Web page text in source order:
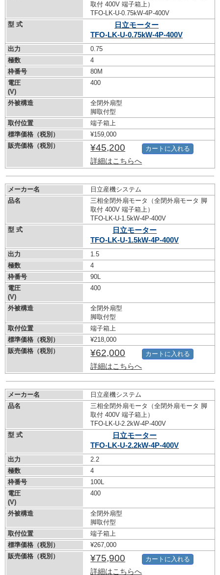
取付 400V 端子箱上）
TFO-LK-U-0.75kW-4P-400V
型 式
日立モーター
TFO-LK-U-0.75kW-4P-400V
出力
0.75
極数
4
枠番号
80M
電圧
(V)
400
外被構造
全閉外扇型
脚取付型
取付位置
端子箱上
標準価格（税別）
¥159,000
販売価格（税別）
¥45,200
詳細はこちらへ
カートに入れる
メーカー名
日立産機システム
品名
三相全閉外扇モータ（全閉外扇モータ 脚
取付 400V 端子箱上）
TFO-LK-U-1.5kW-4P-400V
型 式
日立モーター
TFO-LK-U-1.5kW-4P-400V
出力
1.5
極数
4
枠番号
90L
電圧
(V)
400
外被構造
全閉外扇型
脚取付型
取付位置
端子箱上
標準価格（税別）
¥218,000
販売価格（税別）
¥62,000
詳細はこちらへ
カートに入れる
メーカー名
日立産機システム
品名
三相全閉外扇モータ（全閉外扇モータ 脚
取付 400V 端子箱上）
TFO-LK-U-2.2kW-4P-400V
型 式
日立モーター
TFO-LK-U-2.2kW-4P-400V
出力
2.2
極数
4
枠番号
100L
電圧
(V)
400
外被構造
全閉外扇型
脚取付型
取付位置
端子箱上
標準価格（税別）
¥267,000
販売価格（税別）
¥75,900
詳細はこちらへ
カートに入れる